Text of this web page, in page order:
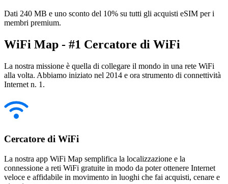
Dati 240 MB e uno sconto del 10% su tutti gli acquisti eSIM per i
membri premium.
WiFi Map - #1 Cercatore di WiFi
La nostra missione è quella di collegare il mondo in una rete WiFi
alla volta. Abbiamo iniziato nel 2014 e ora strumento di connettività
Internet n. 1.
Cercatore di WiFi
La nostra app WiFi Map semplifica la localizzazione e la
connessione a reti WiFi gratuite in modo da poter ottenere Internet
veloce e affidabile in movimento in luoghi che fai acquisti, cenare e